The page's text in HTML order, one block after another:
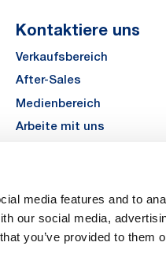
media features and to
our social media,
you’ve provided to them
Kontaktiere uns
Verkaufsbereich
After-Sales
Medienbereich
Arbeite mit uns
LinkedIn